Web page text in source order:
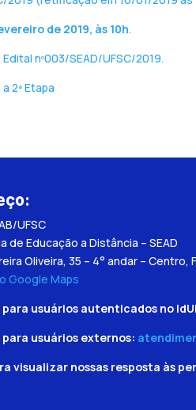
de 2019, às 10h.
nº003/SEAD/UFSC/2019.
2ª Etapa
UFSC
de Educação a Distância – SEAD
Oliveira, 35 – 4° andar – Centro,
Google Maps
usuários autenticados no
usuários externos:
visualizar nossas resposta às